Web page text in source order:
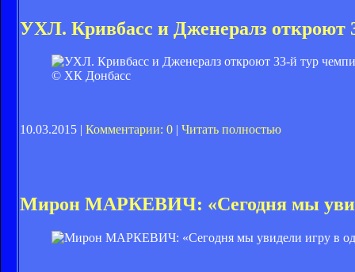
УХЛ. Кривбасс и Дженералз откроют
© ХК Донбасс
10.03.2015 | Комментарии: 0 Читать полностью
Мирон МАРКЕВИЧ: «Сегодня мы